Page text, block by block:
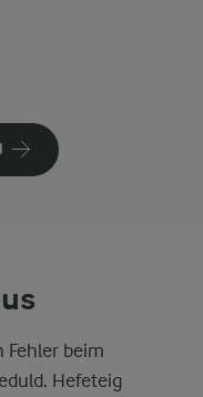
Fehler beim
Hefeteig